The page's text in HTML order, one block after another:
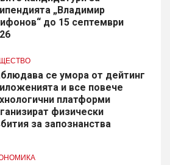
„Владимир
до 15 септември
се умора от дейтинг
и все повече
платформи
физически
за запознанства